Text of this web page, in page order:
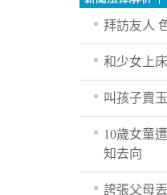
拜訪友人
和少女上
叫孩子賣
10歲女童
知去向
誇張父母